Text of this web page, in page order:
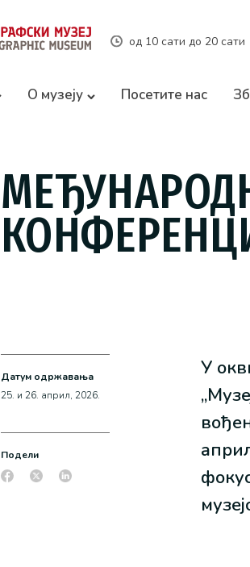
од 10 сати до 20 сати
О музеју Посетите нас
Датум одржавања
25. и 26. април, 2026.
Подели
У